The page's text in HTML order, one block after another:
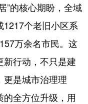
河北 山西
海 江苏
”的核心期盼，全域
个老旧小区系
万余名市民。这
行动，不只是建
是城市治理理
全方位升级，用